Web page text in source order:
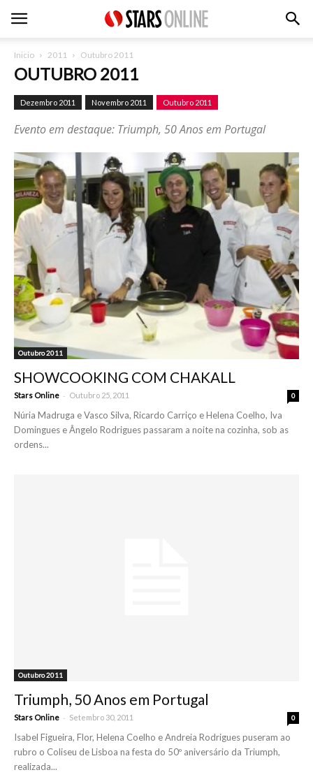
Inicio 2011 Outubro 2011
OUTUBRO 2011
Dezembro 2011 Novembro 2011 Outubro 2011
Evento em destaque: Triumph, 50 Anos em Portugal
Outubro 2011
SHOWCOOKING COM CHAKALL
Stars Online - Outubro 25, 2011 0
Núria Madruga e Vasco Silva, Ricardo Carriço e Helena Coelho, Iva
Domingues e Ângelo Rodrigues passaram a noite na cozinha, sob as
ordens...
Outubro 2011
Triumph, 50 Anos em Portugal
Stars Online - Setembro 30, 2011 0
Isabel Figueira, Flor, Helena Coelho e Andreia Rodrigues puseram ao
rubro o Coliseu de Lisboa na festa do 50º aniversário da Triumph,
realizada...